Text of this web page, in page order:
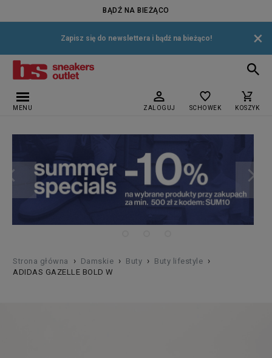
BĄDŹ NA BIEŻĄCO
Zapisz się do newslettera i bądź na bieżąco! ×
MENU ZALOGUJ SCHOWEK KOSZYK
Strona główna › Damskie › Buty › Buty lifestyle ›
ADIDAS GAZELLE BOLD W